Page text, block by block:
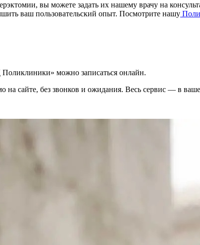
вы можете задать их нашему врачу на
ваш пользовательский опыт. Посмотрите нашу
можно записаться онлайн.
на сайте, без звонков и ожидания. Весь сервис — в